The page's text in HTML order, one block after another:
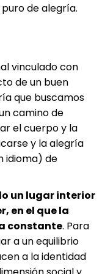
de alegría.
vinculado con
de un buen
que buscamos
camino de
el cuerpo y la
y la alegría
idioma) de
un lugar interior
en el que la
constante. Para
a un equilibrio
a la identidad